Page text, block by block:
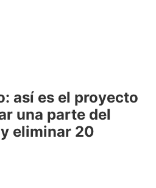
así es el proyecto
una parte del
eliminar 20